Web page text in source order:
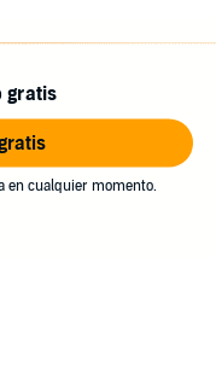
gratis
en cualquier momento.